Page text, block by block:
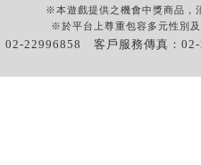
※本遊戲提供之機會中獎商品，
※於平台上尊重包容多元性別
02-22996858 客戶服務傳真：